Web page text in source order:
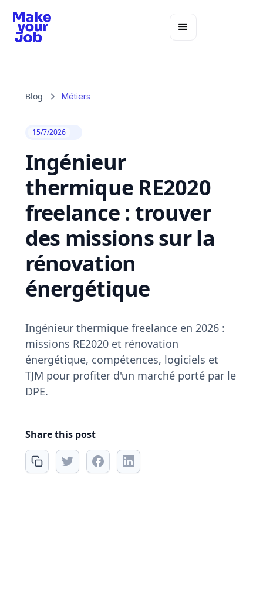
Blog Métiers
15/7/2026
Ingénieur
thermique RE2020
freelance : trouver
des missions sur la
rénovation
énergétique
Ingénieur thermique freelance en 2026 :
missions RE2020 et rénovation
énergétique, compétences, logiciels et
TJM pour profiter d'un marché porté par le
DPE.
Share this post